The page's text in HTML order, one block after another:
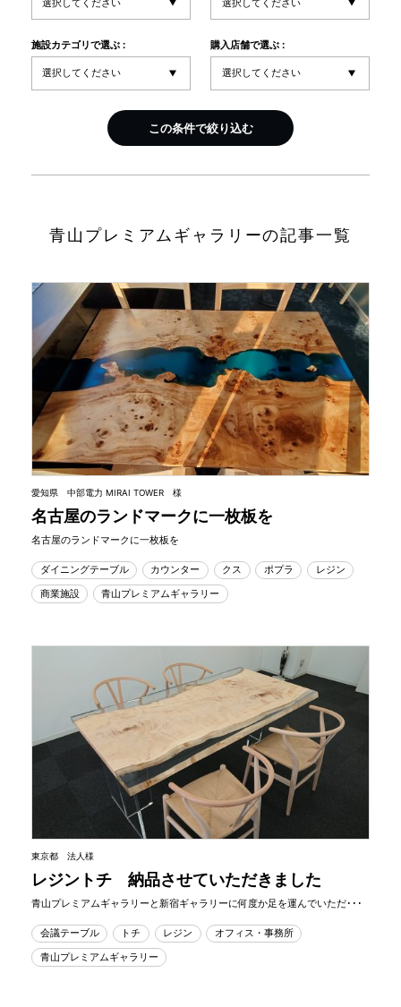
新入荷情報
納品事例
INFORMATION
MOKUBA CHANNEL
よくあるご質問
お問い合わせ
施設カテゴリで選ぶ : 購入店舗で選ぶ :
この条件で絞り込む
青山プレミアムギャラリーの記事一覧
愛知県 中部電力 MIRAI TOWER 様
名古屋のランドマークに一枚板を
名古屋のランドマークに一枚板を
ダイニングテーブル カウンター クス ポプラ
レジン
商業施設
青山プレミアムギャラリー
東京都 法人様
レジントチ 納品させていただきました
青山プレミアムギャラリーと新宿ギャラリーに何度か足を運んでいただ･･･
会議テーブル トチ レジン
オフィス・事務所
青山プレミアムギャラリー